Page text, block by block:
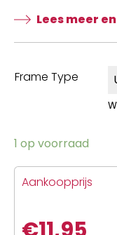
Lees meer
Frame Type
1 op voorraad
Aankoopprijs